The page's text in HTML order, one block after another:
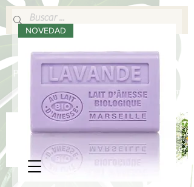
640 377 187
Portes pagados a partir de 80€
lafabricadelsperfums@gmail.com
NOVEDAD